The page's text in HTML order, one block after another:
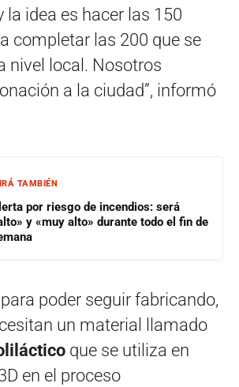
la idea es hacer las 150
completar las 200 que se
nivel local. Nosotros
a la ciudad”, informó
TAMBIÉN
por riesgo de incendios: será
y «muy alto» durante todo el fin de
poder seguir fabricando,
un material llamado
que se utiliza en
en el proceso